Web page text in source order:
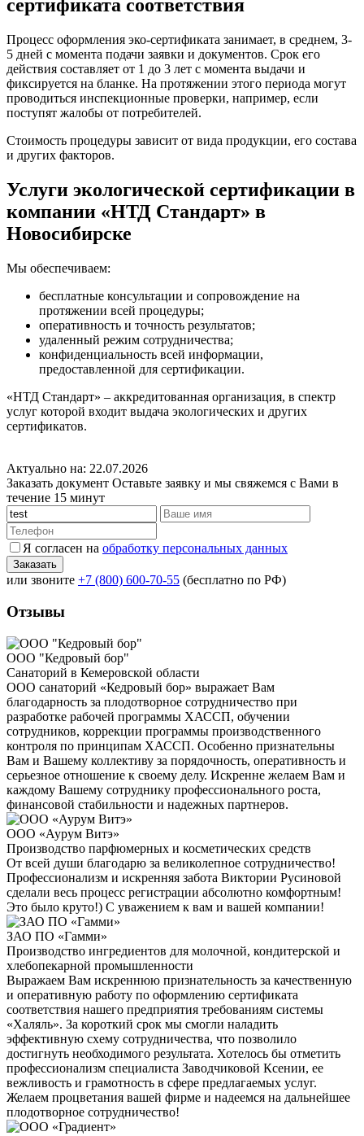
сертификата соответствия
Процесс оформления эко-сертификата занимает, в среднем, 3-
5 дней с момента подачи заявки и документов. Срок его
действия составляет от 1 до 3 лет с момента выдачи и
фиксируется на бланке. На протяжении этого периода могут
проводиться инспекционные проверки, например, если
поступят жалобы от потребителей.
Стоимость процедуры зависит от вида продукции, его состава
и других факторов.
Услуги экологической сертификации в
компании «НТД Стандарт» в
Новосибирске
Мы обеспечиваем:
бесплатные консультации и сопровождение на
протяжении всей процедуры;
оперативность и точность результатов;
удаленный режим сотрудничества;
конфиденциальность всей информации,
предоставленной для сертификации.
«НТД Стандарт» – аккредитованная организация, в спектр
услуг которой входит выдача экологических и других
сертификатов.
Актуально на: 22.07.2026
Заказать документ Оставьте заявку и мы свяжемся с Вами в
течение 15 минут
Я согласен на обработку персональных данных
или звоните +7 (800) 600-70-55 (бесплатно по РФ)
Отзывы
ООО "Кедровый бор"
Санаторий в Кемеровской области
ООО санаторий «Кедровый бор» выражает Вам
благодарность за плодотворное сотрудничество при
разработке рабочей программы ХАССП, обучении
сотрудников, коррекции программы производственного
контроля по принципам ХАССП. Особенно признательны
Вам и Вашему коллективу за порядочность, оперативность и
серьезное отношение к своему делу. Искренне желаем Вам и
каждому Вашему сотруднику профессионального роста,
финансовой стабильности и надежных партнеров.
ООО «Аурум Витэ»
Производство парфюмерных и косметических средств
От всей души благодарю за великолепное сотрудничество!
Профессионализм и искренняя забота Виктории Русиновой
сделали весь процесс регистрации абсолютно комфортным!
Это было круто!) С уважением к вам и вашей компании!
ЗАО ПО «Гамми»
Производство ингредиентов для молочной, кондитерской и
хлебопекарной промышленности
Выражаем Вам искреннюю признательность за качественную
и оперативную работу по оформлению сертификата
соответствия нашего предприятия требованиям системы
«Халяль». За короткий срок мы смогли наладить
эффективную схему сотрудничества, что позволило
достигнуть необходимого результата. Хотелось бы отметить
профессионализм специалиста Заводчиковой Ксении, ее
вежливость и грамотность в сфере предлагаемых услуг.
Желаем процветания вашей фирме и надеемся на дальнейшее
плодотворное сотрудничество!